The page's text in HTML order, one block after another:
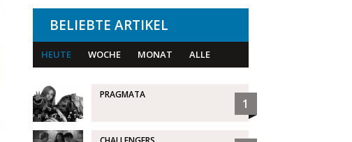
BELIEBTE ARTIKEL
HEUTE WOCHE MONAT ALLE
PRAGMATA
1